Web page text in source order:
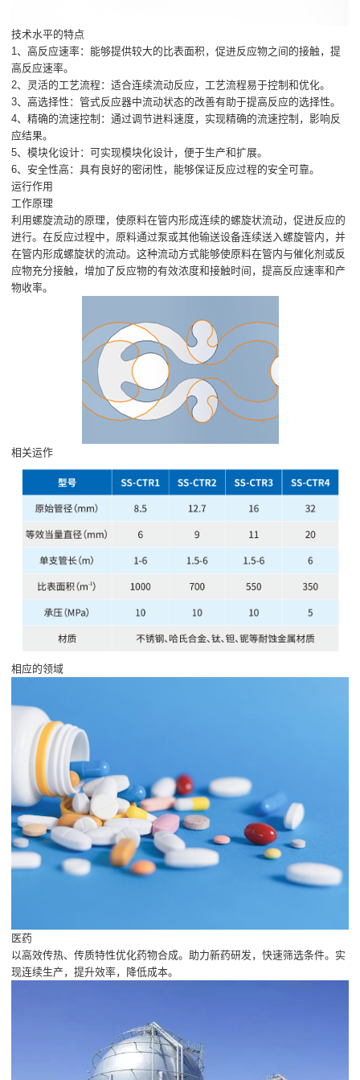
技术水平的特点
1、高反应速率：能够提供较大的比表面积，促进反应物之间的接触，提
高反应速率。
2、灵活的工艺流程：适合连续流动反应，工艺流程易于控制和优化。
3、高选择性：管式反应器中流动状态的改善有助于提高反应的选择性。
4、精确的流速控制：通过调节进料速度，实现精确的流速控制，影响反
应结果。
5、模块化设计：可实现模块化设计，便于生产和扩展。
6、安全性高：具有良好的密闭性，能够保证反应过程的安全可靠。
运行作用
工作原理
利用螺旋流动的原理，使原料在管内形成连续的螺旋状流动，促进反应的
进行。在反应过程中，原料通过泵或其他输送设备连续送入螺旋管内，并
在管内形成螺旋状的流动。这种流动方式能够使原料在管内与催化剂或反
应物充分接触，增加了反应物的有效浓度和接触时间，提高反应速率和产
物收率。
相关运作
相应的领域
医药
以高效传热、传质特性优化药物合成。助力新药研发，快速筛选条件。实
现连续生产，提升效率，降低成本。